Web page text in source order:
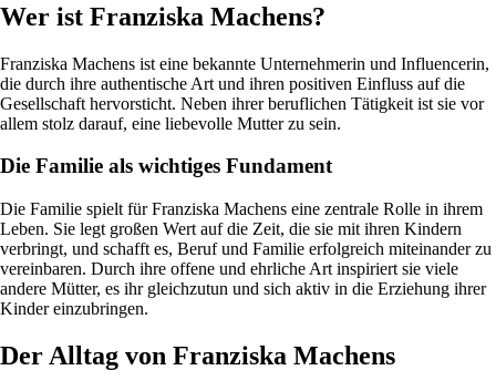
Wer ist Franziska Machens?
Franziska Machens ist eine bekannte Unternehmerin und Influencerin,
die durch ihre authentische Art und ihren positiven Einfluss auf die
Gesellschaft hervorsticht. Neben ihrer beruflichen Tätigkeit ist sie vor
allem stolz darauf, eine liebevolle Mutter zu sein.
Die Familie als wichtiges Fundament
Die Familie spielt für Franziska Machens eine zentrale Rolle in ihrem
Leben. Sie legt großen Wert auf die Zeit, die sie mit ihren Kindern
verbringt, und schafft es, Beruf und Familie erfolgreich miteinander zu
vereinbaren. Durch ihre offene und ehrliche Art inspiriert sie viele
andere Mütter, es ihr gleichzutun und sich aktiv in die Erziehung ihrer
Kinder einzubringen.
Der Alltag von Franziska Machens